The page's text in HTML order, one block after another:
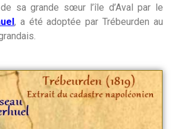
sa grande sœur l’île d’Aval par le
, a été adoptée par Trébeurden au